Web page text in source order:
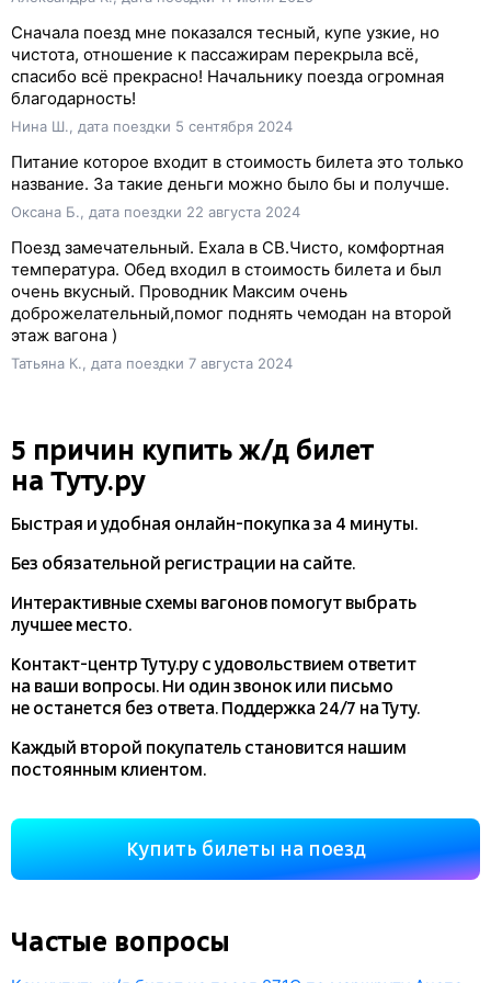
Сначала поезд мне показался тесный, купе узкие, но
чистота, отношение к пассажирам перекрыла всё,
спасибо всё прекрасно! Начальнику поезда огромная
благодарность!
Нина Ш., дата поездки 5 сентября 2024
Питание которое входит в стоимость билета это только
название. За такие деньги можно было бы и получше.
Оксана Б., дата поездки 22 августа 2024
Поезд замечательный. Ехала в СВ.Чисто, комфортная
температура. Обед входил в стоимость билета и был
очень вкусный. Проводник Максим очень
доброжелательный,помог поднять чемодан на второй
этаж вагона )
Татьяна К., дата поездки 7 августа 2024
5 причин купить ж/д билет
на Туту.ру
Быстрая и удобная онлайн-покупказа 4 минуты.
Без обязательной регистрации на сайте.
Интерактивные схемы вагонов помогут выбрать
лучшее место.
Контакт-центр Туту.ру с удовольствием ответит
на ваши вопросы. Ни один звонок или письмо
не останется без ответа. Поддержка 24/7 на Туту.
Каждый второй покупатель становится нашим
постоянным клиентом.
Купить билеты на поезд
Частые вопросы